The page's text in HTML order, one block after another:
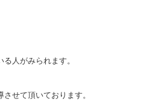
人がみられます。
せて頂いております。